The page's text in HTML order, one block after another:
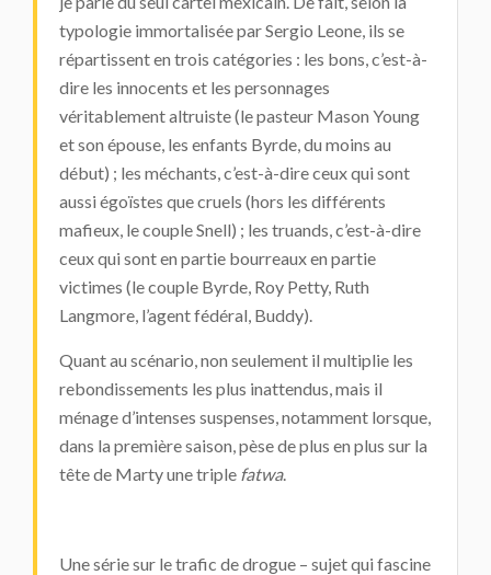
typologie immortalisée par Sergio Leone, ils se
répartissent en trois catégories : les bons, c’est-à-
dire les innocents et les personnages
véritablement altruiste (le pasteur Mason Young
et son épouse, les enfants Byrde, du moins au
début) ; les méchants, c’est-à-dire ceux qui sont
aussi égoïstes que cruels (hors les différents
mafieux, le couple Snell) ; les truands, c’est-à-dire
ceux qui sont en partie bourreaux en partie
victimes (le couple Byrde, Roy Petty, Ruth
Langmore, l’agent fédéral, Buddy).
Quant au scénario, non seulement il multiplie les
rebondissements les plus inattendus, mais il
ménage d’intenses suspenses, notamment lorsque,
dans la première saison, pèse de plus en plus sur la
tête de Marty une triple fatwa.
Une série sur le trafic de drogue – sujet qui fascine